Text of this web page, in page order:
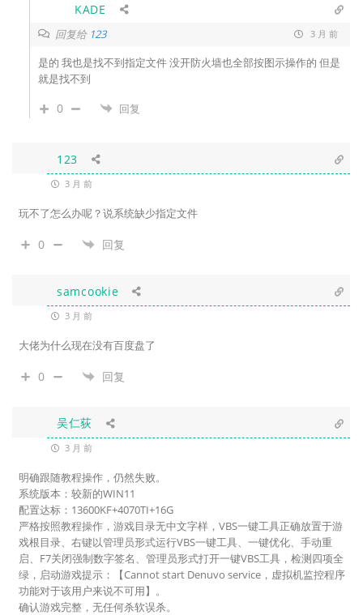
KADE
回复给 123 3 月 前
是的 我也是找不到指定文件 没开防火墙也全部按图示操作的 但是
就是找不到
0 回复
123
3 月 前
玩不了怎么办呢？说系统缺少指定文件
0 回复
samcookie
3 月 前
大佬为什么现在没有百度盘了
0 回复
吴仁荻
3 月 前
明确跟随教程操作，仍然失败。
系统版本：较新的WIN11
配置达标：13600KF+4070TI+16G
严格按照教程操作，游戏目录无中文字样，VBS一键工具正确放置于游
戏根目录、右键以管理员形式运行VBS一键工具、一键优化、手动重
启、F7关闭强制数字签名、管理员形式打开一键VBS工具，检测四项全
绿，启动游戏提示：【Cannot start Denuvo service，虚拟机监控程序
功能对于该用户来说不可用】。
确认游戏完整，无任何杀软误杀。